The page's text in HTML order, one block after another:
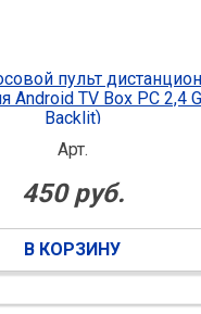
пульт
Android TV Box РС 2,4
Backlit)
Арт.
450 руб.
В КОРЗИНУ